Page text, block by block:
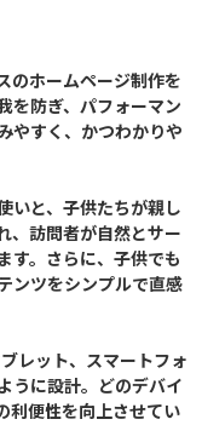
のホームページ制作を
を防ぎ、パフォーマン
やすく、かつわかりや
いと、子供たちが親し
、訪問者が自然とサー
す。さらに、子供でも
ンツをシンプルで直感
レット、スマートフォ
うに設計。どのデバイ
利便性を向上させてい